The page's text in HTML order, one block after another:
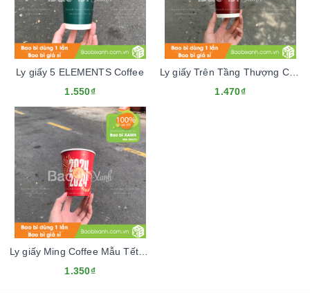
Ly giấy 5 ELEMENTS Coffee
1.550₫
Ly giấy Trên Tầng Thượng Cafe
1.470₫
Ly giấy Ming Coffee Mẫu Tết 2024
1.350₫